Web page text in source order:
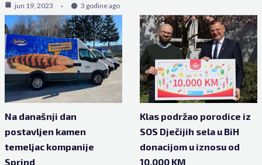
jun 19, 2023 3 godine ago
Na današnji dan
postavljen kamen
temeljac kompanije
Sprind
Klas podržao porodice iz
SOS Dječijih sela u BiH
donacijom u iznosu od
10.000 KM